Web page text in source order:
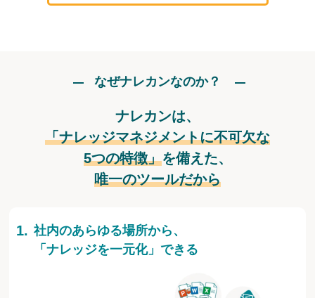
なぜナレカンなのか？
ナレカンは、
「ナレッジマネジメントに不可欠な
5つの特徴」を備えた、
唯一のツールだから
社内のあらゆる場所から、
「ナレッジを一元化」できる